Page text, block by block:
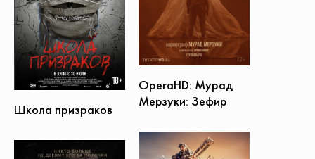
OperaHD: Мурад
Мерзуки: Зефир
Школа призраков